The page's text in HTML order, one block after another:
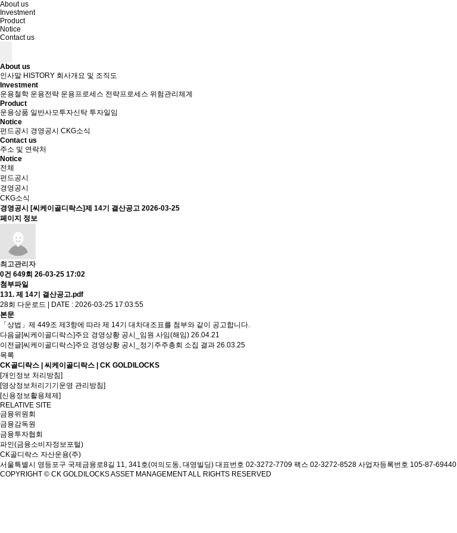
About us
Investment
Product
Notice
Contact us
About us
인사말 HISTORY 회사개요 및 조직도
Investment
운용철학 운용전략 운용프로세스 전략프로세스 위험관리체계
Product
운용상품 일반사모투자신탁 투자일임
Notice
펀드공시
경영공시 CKG소식
Contact us
주소 및 연락처
Notice
전체
펀드공시
경영공시
CKG소식
경영공시
[씨케이골디락스]제 14기 결산공고 2026-03-25
페이지 정보
최고관리자
0건 649회 26-03-25 17:02
첨부파일
131. 제 14기 결산공고.pdf
28회 다운로드 | DATE : 2026-03-25 17:03:55
본문
「상법」제 449조 제3항에 따라 제 14기 대차대조표를 첨부와 같이 공고합니다.
다음글[씨케이골디락스]주요 경영상황 공시_임원 사임(해임) 26.04.21
이전글[씨케이골디락스]주요 경영상황 공시_정기주주총회 소집 결과 26.03.25
목록
CK골디락스 | 씨케이골디락스 | CK GOLDILOCKS
[개인정보 처리방침]
[영상정보처리기기운영 관리방침]
[신용정보활용체제]
RELATIVE SITE
금융위원회
금융감독원
금융투자협회
파인(금융소비자정보포털)
CK골디락스 자산운용(주)
서울특별시 영등포구 국제금융로8길 11, 341호(여의도동, 대영빌딩) 대표번호 02-3272-7709 팩스 02-3272-8528 사업자등록번호 105-87-69440
COPYRIGHT © CK GOLDILOCKS ASSET MANAGEMENT ALL RIGHTS RESERVED